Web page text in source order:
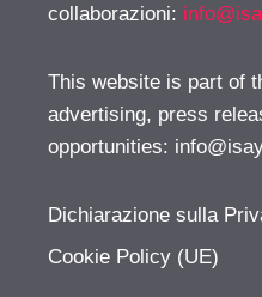
collaborazioni:
This website is part of
advertising, press
opportunities:
Dichiarazione sulla
Cookie Policy (UE)